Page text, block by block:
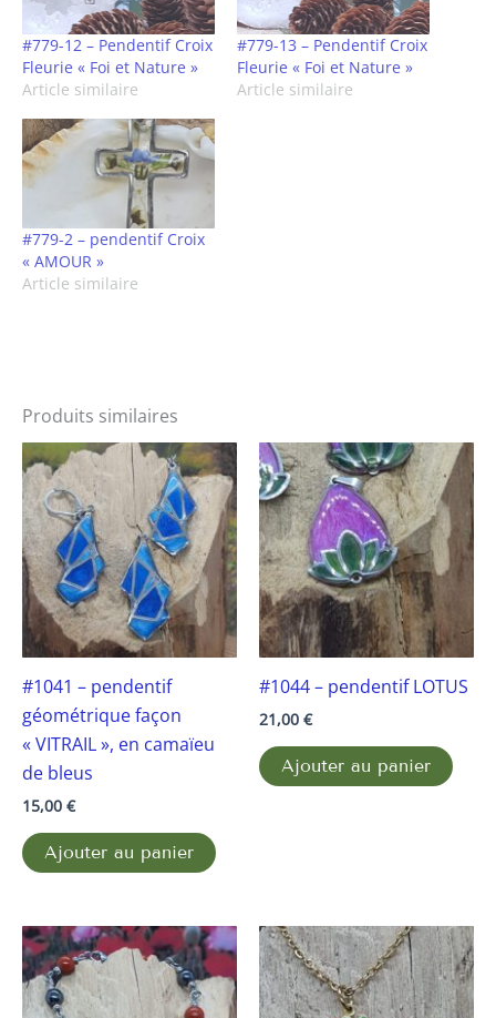
#779-12 – Pendentif Croix
Fleurie « Foi et Nature »
Article similaire
#779-13 – Pendentif Croix
Fleurie « Foi et Nature »
Article similaire
#779-2 – pendentif Croix
« AMOUR »
Article similaire
Produits similaires
#1041 – pendentif
géométrique façon
« VITRAIL », en camaïeu
de bleus
15,00 €
Ajouter au panier
#1044 – pendentif LOTUS
21,00 €
Ajouter au panier